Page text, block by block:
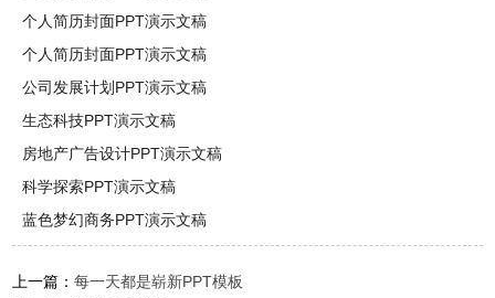
个人简历封面PPT演示文稿
个人简历封面PPT演示文稿
公司发展计划PPT演示文稿
生态科技PPT演示文稿
房地产广告设计PPT演示文稿
科学探索PPT演示文稿
蓝色梦幻商务PPT演示文稿
上一篇：每一天都是崭新PPT模板